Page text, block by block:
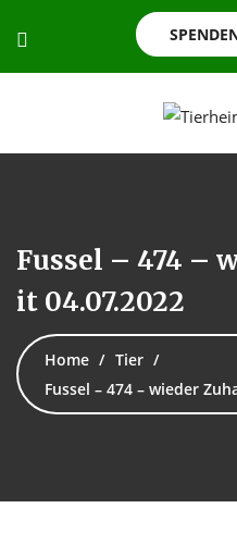
Fussel – 474 –
it 04.07.2022
Home
Tier
Fussel – 474 – wieder